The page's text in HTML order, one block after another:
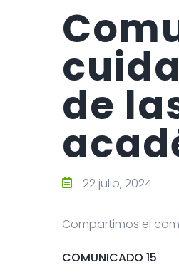
de
22 julio, 2024
Compartimos el
COMUNICADO 15